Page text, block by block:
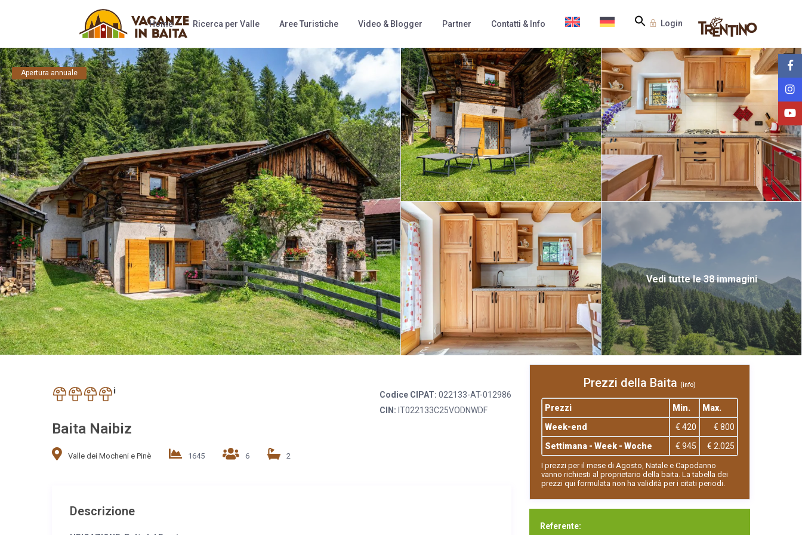
Login
Home Ricerca per Valle Aree Turistiche Video & Blogger Partner Contatti & Info
Apertura annuale
Vedi tutte le 38 immagini
i Codice CIPAT: 022133-AT-012986
CIN: IT022133C25VODNWDF
Baita Naibiz
Valle dei Mocheni e Pinè 1645 6 2
Descrizione
Prezzi della Baita (info)
Prezzi Min.
Max.
Week-end
€ 420
€ 800
Settimana - Week - Woche
€ 945 € 2.025
I prezzi per il mese di Agosto, Natale e Capodanno
vanno richiesti al proprietario della baita. La tabella dei
prezzi qui formulata non ha validità per i citati periodi.
Referente: